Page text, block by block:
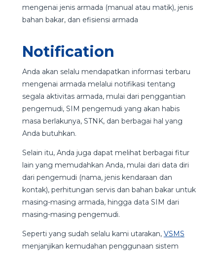
mengenai jenis armada (manual atau matik), jenis
bahan bakar, dan efisiensi armada
Notification
Anda akan selalu mendapatkan informasi terbaru
mengenai armada melalui notifikasi tentang
segala aktivitas armada, mulai dari penggantian
pengemudi, SIM pengemudi yang akan habis
masa berlakunya, STNK, dan berbagai hal yang
Anda butuhkan.
Selain itu, Anda juga dapat melihat berbagai fitur
lain yang memudahkan Anda, mulai dari data diri
dari pengemudi (nama, jenis kendaraan dan
kontak), perhitungan servis dan bahan bakar untuk
masing-masing armada, hingga data SIM dari
masing-masing pengemudi.
Seperti yang sudah selalu kami utarakan, VSMS
menjanjikan kemudahan penggunaan sistem